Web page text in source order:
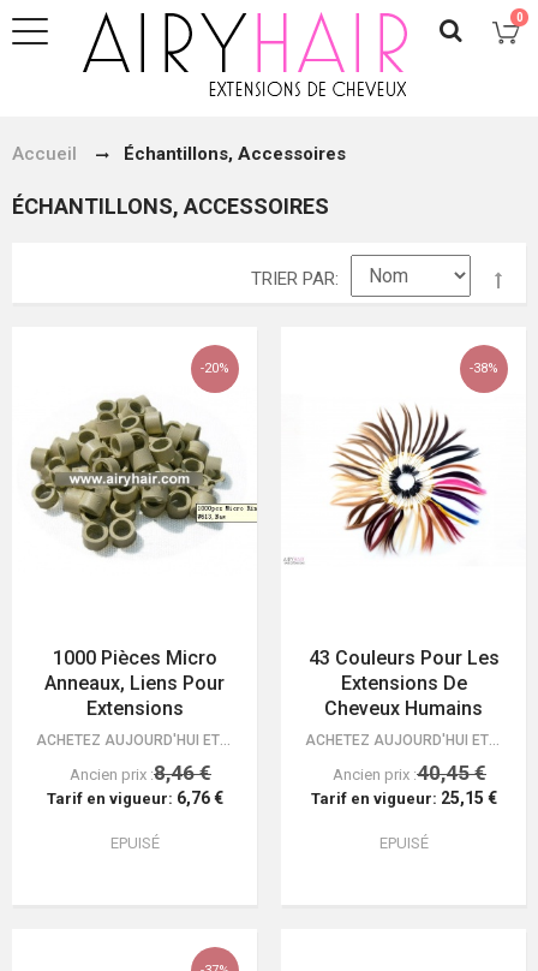
0
Accueil Échantillons, Accessoires
ÉCHANTILLONS, ACCESSOIRES
TRIER PAR
-20%
1000 Pièces Micro
Anneaux, Liens Pour
Extensions
ACHETEZ AUJOURD'HUI ET OBTENEZ VOS EXTENSIONS LIVRÉES GRATUITEMENT! GARANTIE…
Ancien prix :8,46 €
Tarif en vigueur: 6,76 €
EPUISÉ
-38%
43 Couleurs Pour Les
Extensions De
Cheveux Humains
ACHETEZ AUJOURD'HUI ET OBTENEZ VOS EXTENSIONS LIVRÉES GRATUITEMENT! GARANTIE…
Ancien prix :40,45 €
Tarif en vigueur: 25,15 €
EPUISÉ